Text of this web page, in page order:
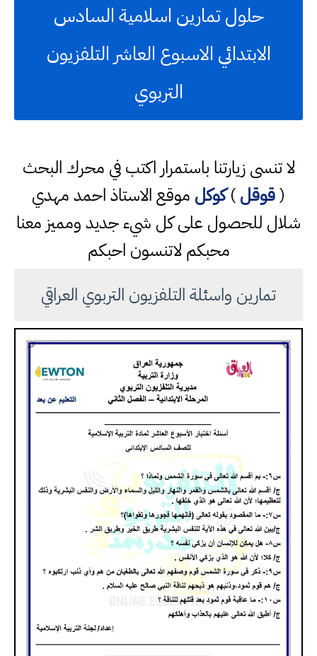
حلول تمارين اسلامية السادس
الابتدائي الاسبوع العاشر التلفزيون
التربوي
لا تنسى زيارتنا باستمرار اكتب في محرك البحث
(قوقل)كوكل موقع الاستاذ احمد مهدي
شلال للحصول على كل شيء جديد ومميز معنا
محبكم لاتنسون احبكم
تمارين واسئلة التلفزيون التربوي العراقي